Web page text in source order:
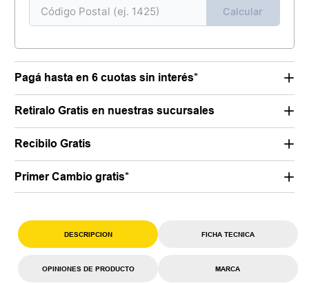
Calcular
Pagá hasta en 6 cuotas sin interés*
Retiralo Gratis en nuestras sucursales
Recibilo Gratis
Primer Cambio gratis*
DESCRIPCION FICHA TECNICA
OPINIONES DE PRODUCTO MARCA